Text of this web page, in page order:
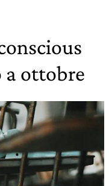
a ottobre